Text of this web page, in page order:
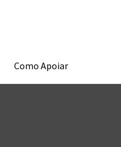
Como Apoiar